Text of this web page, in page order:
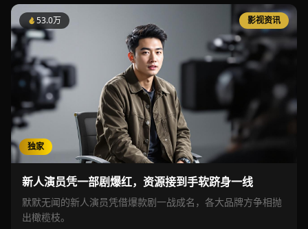
53.0万 影视资讯
独家
新人演员凭一部剧爆红，资源接到手软跻身一线
默默无闻的新人演员凭借爆款剧一战成名，各大品牌方争相抛
出橄榄枝。